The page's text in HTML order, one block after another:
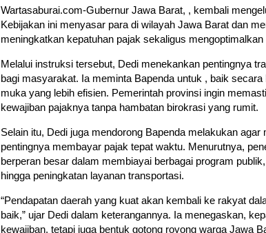
Wartasaburai.com-Gubernur Jawa Barat, , kembali
Kebijakan ini menyasar para di wilayah Jawa Barat dan
meningkatkan kepatuhan pajak sekaligus mengoptimalkan
Melalui instruksi tersebut, Dedi menekankan pentingnya
bagi masyarakat. Ia meminta Bapenda untuk , baik
muka yang lebih efisien. Pemerintah provinsi ingin
kewajiban pajaknya tanpa hambatan birokrasi yang rumit.
Selain itu, Dedi juga mendorong Bapenda melakukan
pentingnya membayar pajak tepat waktu. Menurutnya,
berperan besar dalam membiayai berbagai program
hingga peningkatan layanan transportasi.
“Pendapatan daerah yang kuat akan kembali ke rakyat
baik,” ujar Dedi dalam keterangannya. Ia menegaskan,
kewajiban, tetapi juga bentuk gotong royong warga Jawa